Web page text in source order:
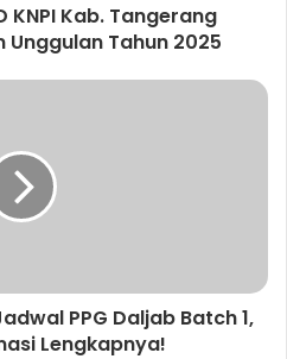
KNPI Kab. Tangerang
Tahun 2025
PPG Daljab Batch 1,
Lengkapnya!